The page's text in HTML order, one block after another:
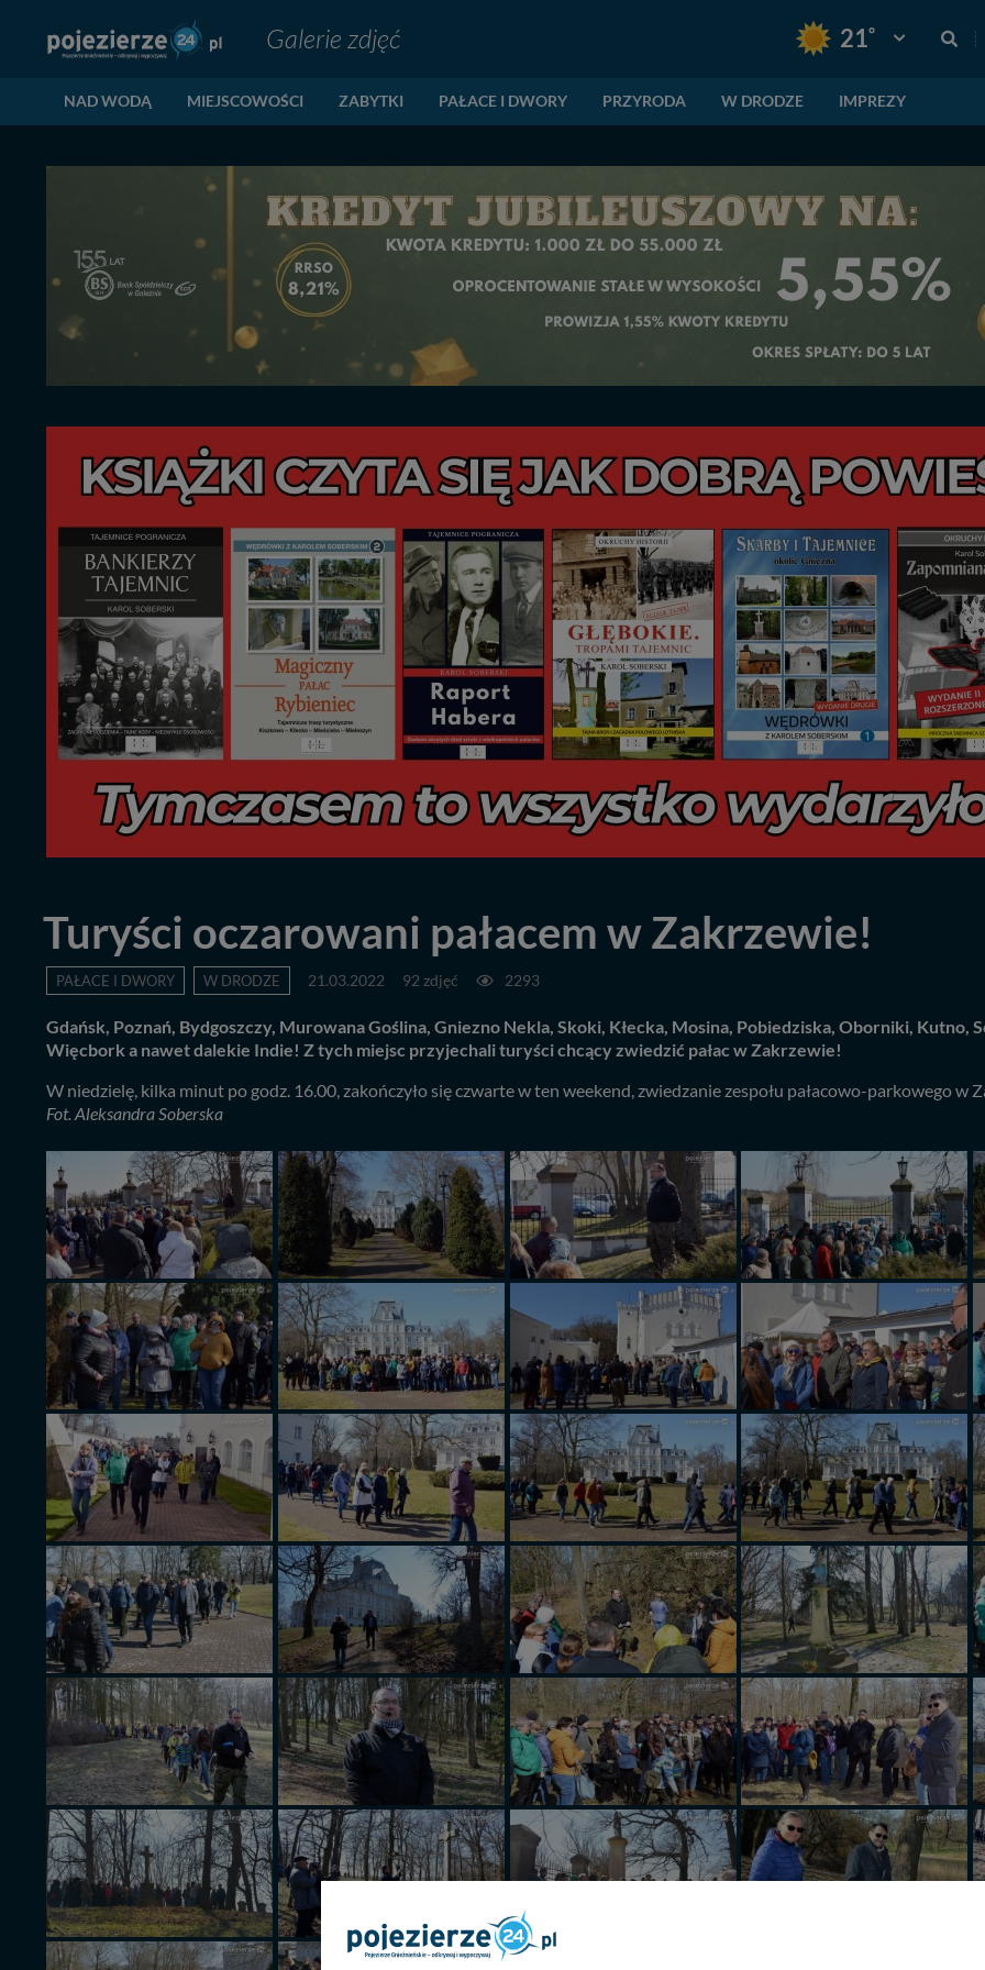
Galerie zdjęć 21° Pogoda:
NAD WODĄ MIEJSCOWOŚCI ZABYTKI PAŁACE I DWORY PRZYRODA W DRODZE IMPREZY
Turyści oczarowani pałacem w Zakrzewie!
PAŁACE I DWORY W DRODZE 21.03.2022 92 zdjęć 2293
Gdańsk, Poznań, Bydgoszczy, Murowana Goślina, Gniezno Nekla, Skoki, Kłecka, Mosina, Pobiedziska, Oborniki,
Więcbork a nawet dalekie Indie! Z tych miejsc przyjechali turyści chcący zwiedzić pałac w Zakrzewie!
W niedzielę, kilka minut po godz. 16.00, zakończyło się czwarte w ten weekend, zwiedzanie zespołu pałacowo-parkowego w
Fot. Aleksandra Soberska